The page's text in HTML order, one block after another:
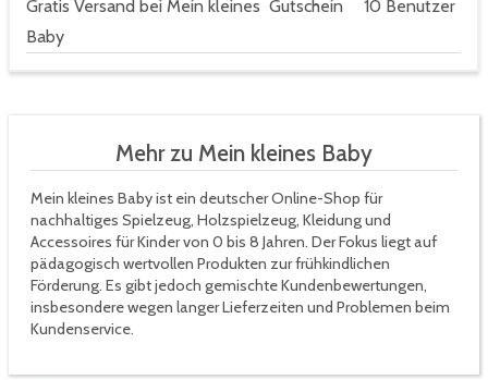
Gratis Versand bei Mein kleines
Baby
Gutschein 10 Benutzer
Mehr zu Mein kleines Baby
Mein kleines Baby ist ein deutscher Online-Shop für
nachhaltiges Spielzeug, Holzspielzeug, Kleidung und
Accessoires für Kinder von 0 bis 8 Jahren. Der Fokus liegt auf
pädagogisch wertvollen Produkten zur frühkindlichen
Förderung. Es gibt jedoch gemischte Kundenbewertungen,
insbesondere wegen langer Lieferzeiten und Problemen beim
Kundenservice.